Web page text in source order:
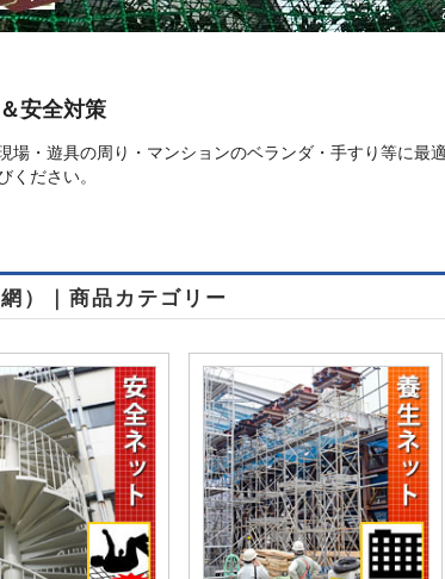
安全対策
場・遊具の周り・マンションのベランダ・手すり等に最
ください。
）｜商品カテゴリー